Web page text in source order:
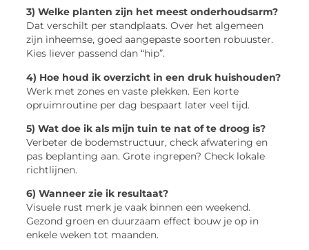
3) Welke planten zijn het meest onderhoudsarm?
Dat verschilt per standplaats. Over het algemeen
zijn inheemse, goed aangepaste soorten robuuster.
Kies liever passend dan “hip”.
4) Hoe houd ik overzicht in een druk huishouden?
Werk met zones en vaste plekken. Een korte
opruimroutine per dag bespaart later veel tijd.
5) Wat doe ik als mijn tuin te nat of te droog is?
Verbeter de bodemstructuur, check afwatering en
pas beplanting aan. Grote ingrepen? Check lokale
richtlijnen.
6) Wanneer zie ik resultaat?
Visuele rust merk je vaak binnen een weekend.
Gezond groen en duurzaam effect bouw je op in
enkele weken tot maanden.